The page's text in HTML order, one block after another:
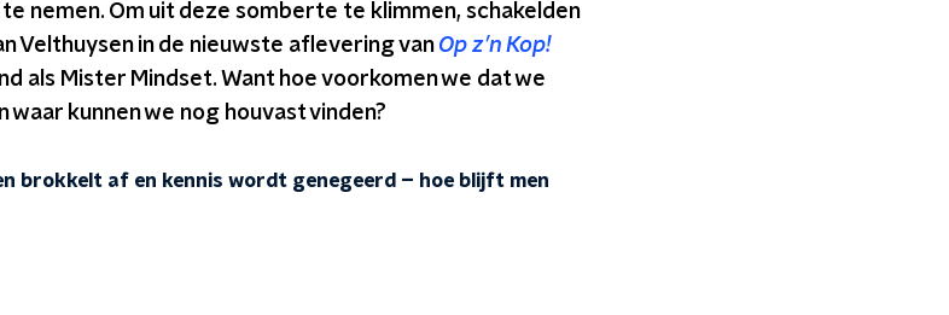
nemen. Om uit deze somberte te klimmen, schakelden
Velthuysen in de nieuwste aflevering van Op z’n Kop!
als Mister Mindset. Want hoe voorkomen we dat we
kunnen we nog houvast vinden?
brokkelt af en kennis wordt genegeerd – hoe blijft men